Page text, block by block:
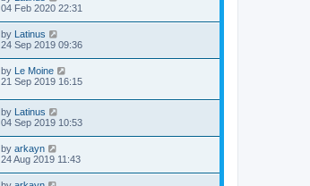
04 Feb 2020 22:31
by Latinus
24 Sep 2019 09:36
by Le Moine
21 Sep 2019 16:15
by
Latinus
04 Sep 2019 10:53
by arkayn
24 Aug 2019 11:43